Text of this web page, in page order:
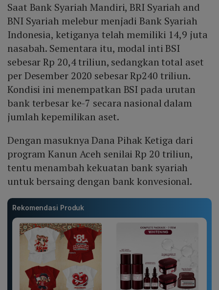
Saat Bank Syariah Mandiri, BRI Syariah and
BNI Syariah melebur menjadi Bank Syariah
Indonesia, ketiganya telah memiliki 14,9 juta
nasabah. Sementara itu, modal inti BSI
sebesar Rp 20,4 triliun, sedangkan total aset
per Desember 2020 sebesar Rp240 triliun.
Kondisi ini menempatkan BSI pada urutan
bank terbesar ke-7 secara nasional dalam
jumlah kepemilikan aset.
Dengan masuknya Dana Pihak Ketiga dari
program Kanun Aceh senilai Rp 20 triliun,
tentu menambah kekuatan bank syariah
untuk bersaing dengan bank konvesional.
Rekomendasi Produk